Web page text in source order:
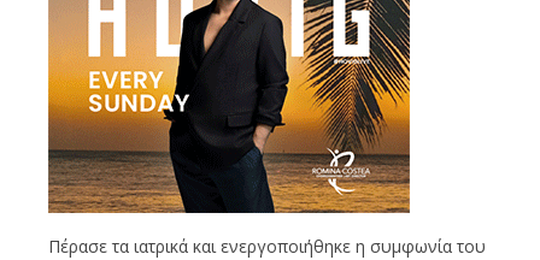
Πέρασε τα ιατρικά και ενεργοποιήθηκε η συμφωνία του